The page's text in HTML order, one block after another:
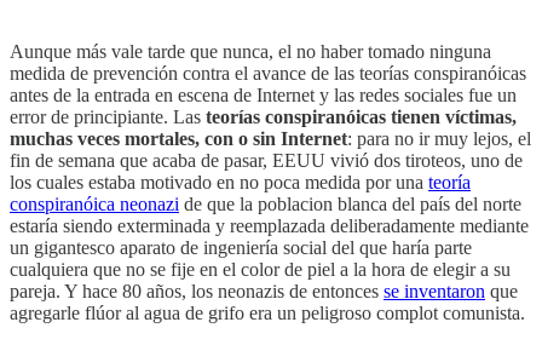
Aunque más vale tarde que nunca, el no haber tomado ninguna
medida de prevención contra el avance de las teorías conspiranóicas
antes de la entrada en escena de Internet y las redes sociales fue un
error de principiante. Las teorías conspiranóicas tienen víctimas,
muchas veces mortales, con o sin Internet: para no ir muy lejos, el
fin de semana que acaba de pasar, EEUU vivió dos tiroteos, uno de
los cuales estaba motivado en no poca medida por una teoría
conspiranóica neonazi de que la poblacion blanca del país del norte
estaría siendo exterminada y reemplazada deliberadamente mediante
un gigantesco aparato de ingeniería social del que haría parte
cualquiera que no se fije en el color de piel a la hora de elegir a su
pareja. Y hace 80 años, los neonazis de entonces se inventaron que
agregarle flúor al agua de grifo era un peligroso complot comunista.